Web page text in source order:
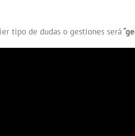
tipo de dudas o gestiones será